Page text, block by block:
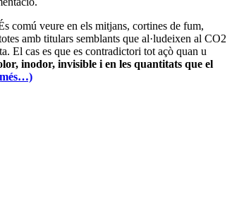
comú veure en els mitjans, cortines de fum,
amb titulars semblants que al·ludeixen al CO2
El cas es que es contradictori tot açò quan u
inodor, invisible i en les quantitats que el